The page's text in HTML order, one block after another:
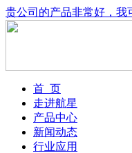
贵公司的产品非常好，我
首 页
走进航星
产品中心
新闻动态
行业应用